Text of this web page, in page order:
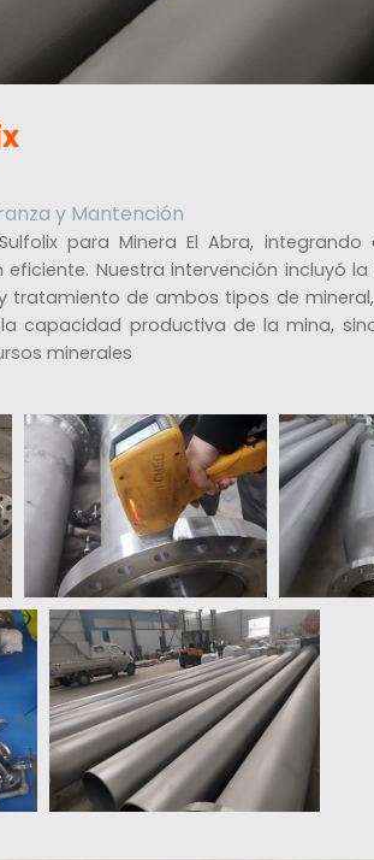
y Mantención
para Minera El Abra,
Nuestra intervención incluyó
tratamiento de ambos tipos de
capacidad productiva de la mina,
minerales